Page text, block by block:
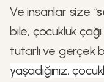
Ve insanlar size “
bile, çocukluk
tutarlı ve gerçek
yaşadığınız,